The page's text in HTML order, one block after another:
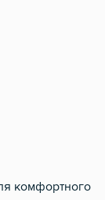
комфортного